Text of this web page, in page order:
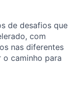
de desafios que
com
nas diferentes
o caminho para